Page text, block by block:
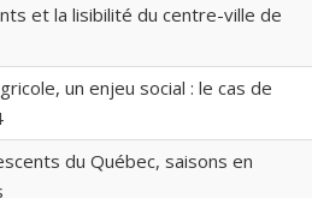
et la lisibilité du centre-ville de
un enjeu social : le cas de
du Québec, saisons en